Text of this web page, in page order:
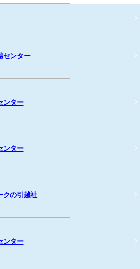
センター
ンター
ンター
クの引越社
ンター